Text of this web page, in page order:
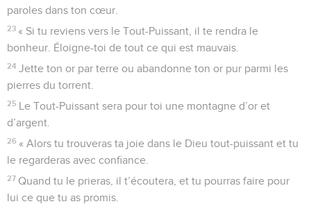
paroles dans ton cœur.
23 « Si tu reviens vers le Tout-Puissant, il te rendra le
bonheur. Éloigne-toi de tout ce qui est mauvais.
24 Jette ton or par terre ou abandonne ton or pur parmi les
pierres du torrent.
25 Le Tout-Puissant sera pour toi une montagne d’or et
d’argent.
26 « Alors tu trouveras ta joie dans le Dieu tout-puissant et tu
le regarderas avec confiance.
27 Quand tu le prieras, il t’écoutera, et tu pourras faire pour
lui ce que tu as promis.